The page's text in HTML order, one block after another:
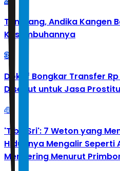
Tumbang, Andika Kangen
Kesembuhannya
3
Doktif Bongkar Transfer
Disebut untuk Jasa
4
'Tibo Sri': 7 Weton yang
Hidupnya Mengalir Seperti
Mengering Menurut